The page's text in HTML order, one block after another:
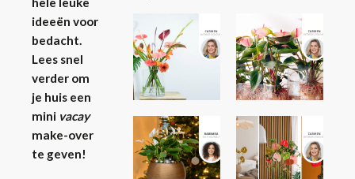
ideeën voor
bedacht.
Lees snel
verder om
je huis een
mini vacay
make-over
te geven!